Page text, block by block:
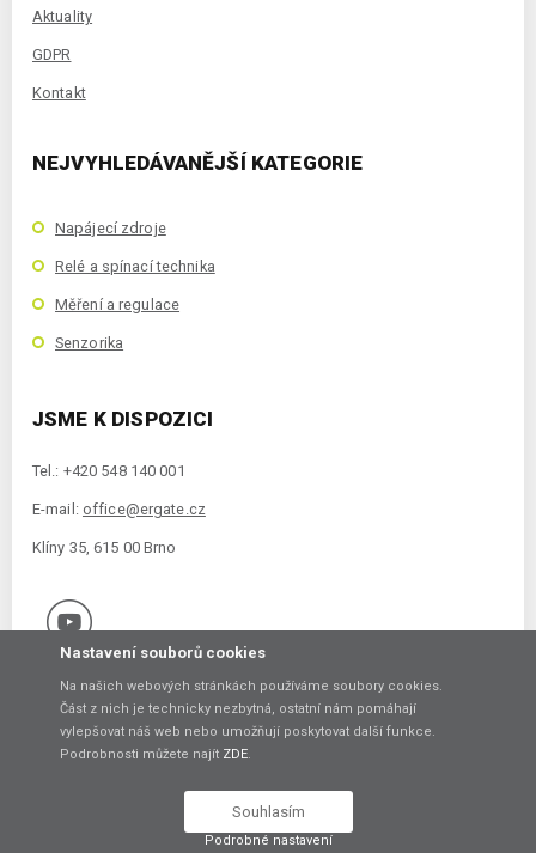
Aktuality
GDPR
Kontakt
NEJVYHLEDÁVANĚJŠÍ KATEGORIE
Napájecí zdroje
Relé a spínací technika
Měření a regulace
Senzorika
JSME K DISPOZICI
Tel.: +420 548 140 001
E-mail: office@ergate.cz
Klíny 35, 615 00 Brno
Copyright © 2021 ERGATE Automation s.r.o., Klíny 35, 61500 Brno
Nastavení souborů cookies
Na našich webových stránkách používáme soubory cookies.
Část z nich je technicky nezbytná, ostatní nám pomáhají
vylepšovat náš web nebo umožňují poskytovat další funkce.
Podrobnosti můžete najít ZDE.
Souhlasím
Podrobné nastavení